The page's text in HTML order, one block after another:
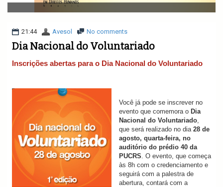
v
i
a
i
n
21:44 Avesol No comments
Dia Nacional do Voluntariado
Inscrições abertas para o Dia Nacional do Voluntariado
Você já pode se inscrever no
evento que comemora o Dia
Nacional do Voluntariado,
que será realizado no dia 28 de
agosto, quarta-feira, no
auditório do prédio 40 da
PUCRS . O evento, que começa
às 8h com o credenciamento e
seguirá com a palestra de
abertura, contará com a